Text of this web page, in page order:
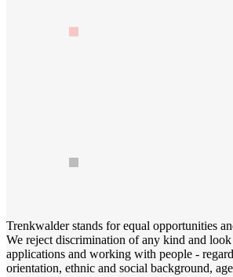
Trenkwalder stands for equal opportunities
We reject discrimination of any kind and
applications and working with people -
orientation, ethnic and social background,